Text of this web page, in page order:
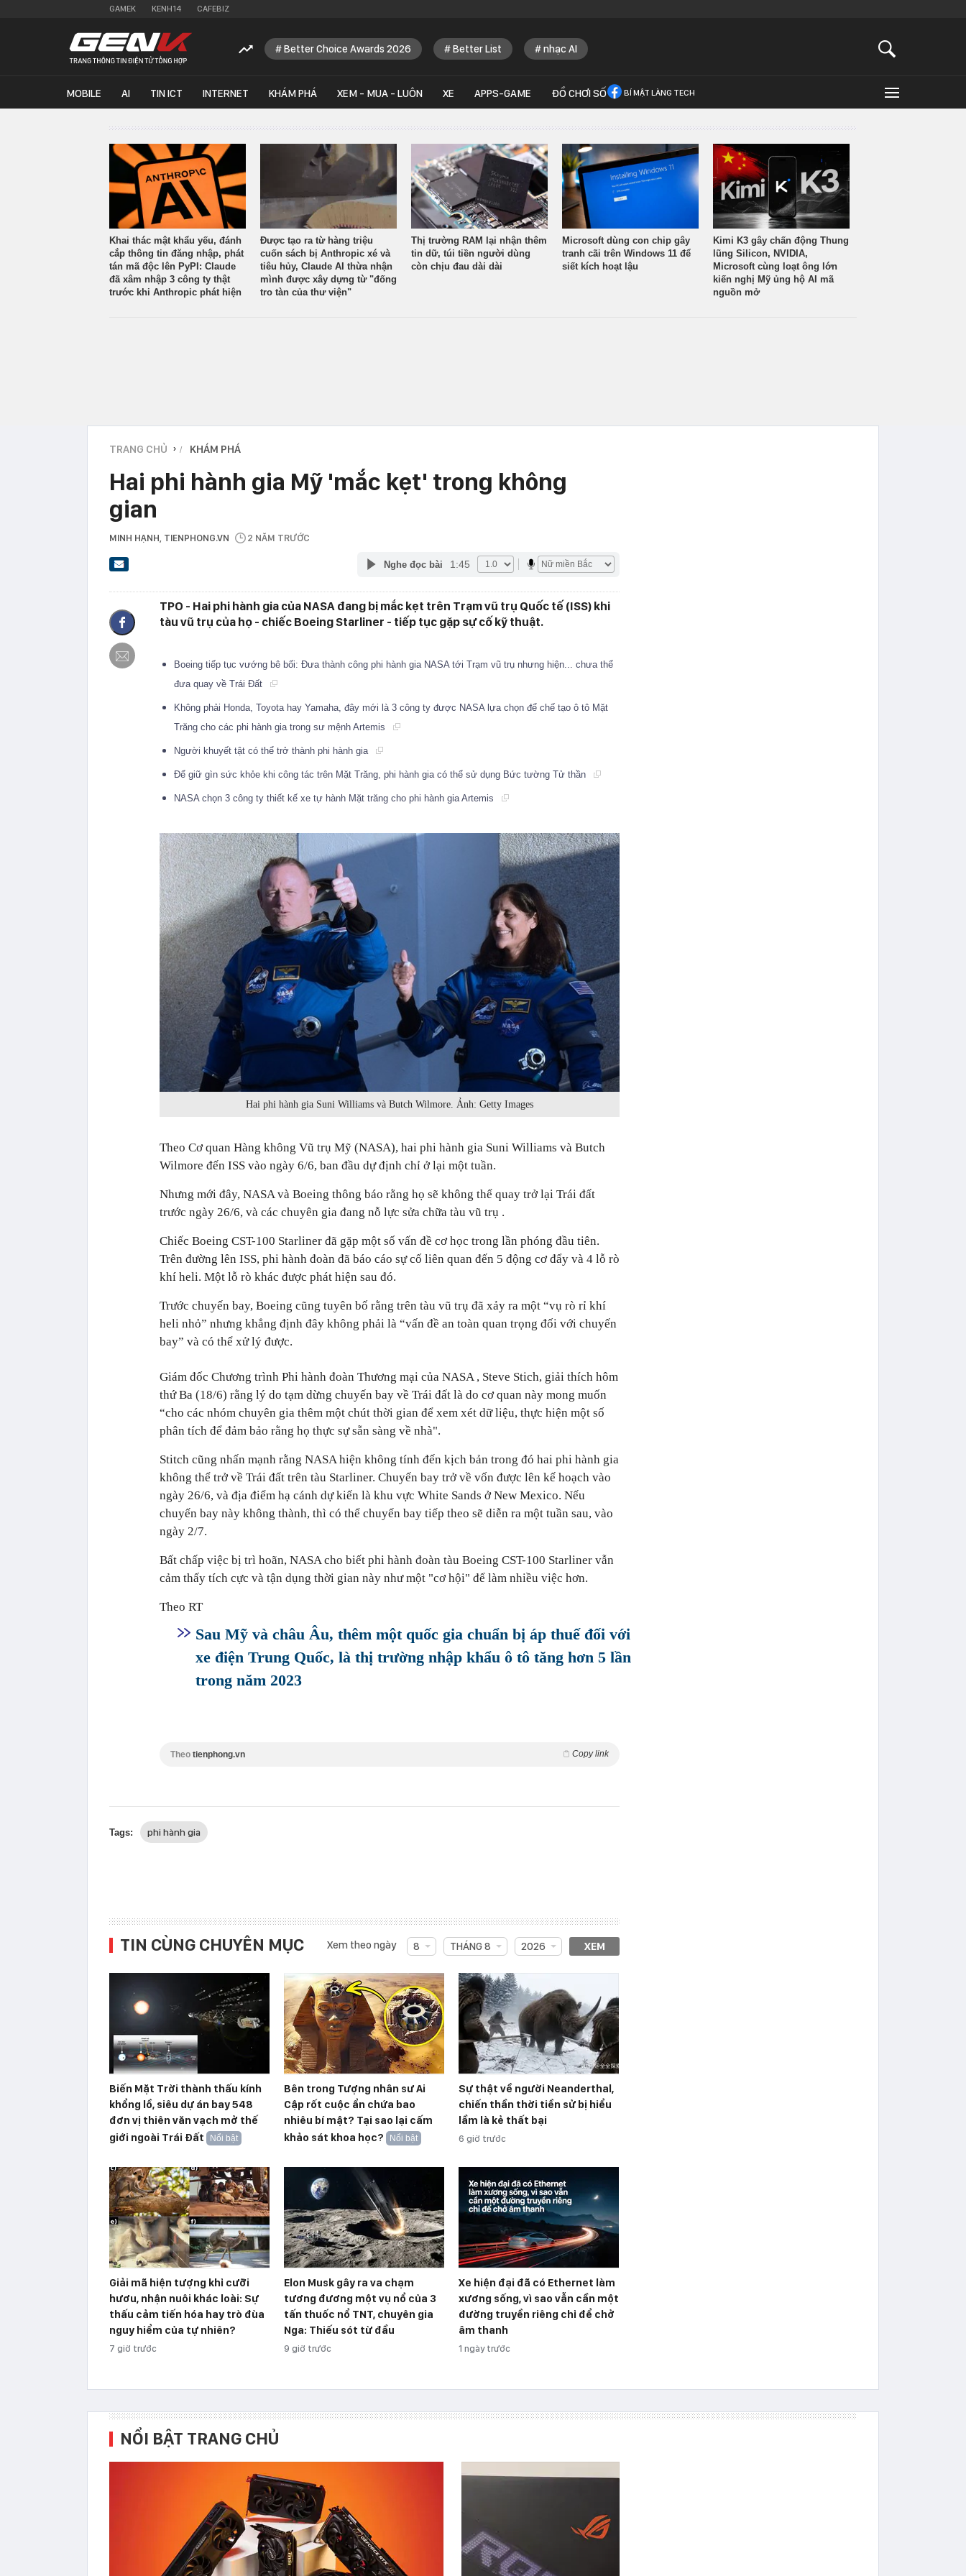
GAMEK KENH14 CAFEBIZ
Better Choice Awards 2026 Better List nhạc AI
MOBILE AI TIN ICT INTERNET KHÁM PHÁ XEM - MUA - LUÔN XE APPS-GAME ĐỒ CHƠI SỐ BÍ MẬT LÀNG TECH
Khai thác mật khẩu yếu, đánh
cắp thông tin đăng nhập, phát
tán mã độc lên PyPI: Claude
đã xâm nhập 3 công ty thật
trước khi Anthropic phát hiện
Được tạo ra từ hàng triệu
cuốn sách bị Anthropic xé và
tiêu hủy, Claude AI thừa nhận
mình được xây dựng từ "đống
tro tàn của thư viện"
Thị trường RAM lại nhận thêm
tin dữ, túi tiền người dùng
còn chịu đau dài dài
Microsoft dùng con chip gây
tranh cãi trên Windows 11 để
siết kích hoạt lậu
Kimi K3 gây chấn động Thung
lũng Silicon, NVIDIA,
Microsoft cùng loạt ông lớn
kiến nghị Mỹ ủng hộ AI mã
nguồn mở
TRANG CHỦ › KHÁM PHÁ
Hai phi hành gia Mỹ 'mắc kẹt' trong không
gian
MINH HẠNH , TIENPHONG.VN 2 NĂM TRƯỚC
Nghe đọc bài 1:45
TPO - Hai phi hành gia của NASA đang bị mắc kẹt trên Trạm vũ trụ Quốc tế (ISS) khi
tàu vũ trụ của họ - chiếc Boeing Starliner - tiếp tục gặp sự cố kỹ thuật.
Boeing tiếp tục vướng bê bối: Đưa thành công phi hành gia NASA tới Trạm vũ trụ nhưng hiện... chưa thể
đưa quay về Trái Đất
Không phải Honda, Toyota hay Yamaha, đây mới là 3 công ty được NASA lựa chọn để chế tạo ô tô Mặt
Trăng cho các phi hành gia trong sư mệnh Artemis
Người khuyết tật có thể trở thành phi hành gia
Để giữ gìn sức khỏe khi công tác trên Mặt Trăng, phi hành gia có thể sử dụng Bức tường Tử thần
NASA chọn 3 công ty thiết kế xe tự hành Mặt trăng cho phi hành gia Artemis
Hai phi hành gia Suni Williams và Butch Wilmore. Ảnh: Getty Images
Theo Cơ quan Hàng không Vũ trụ Mỹ (NASA), hai phi hành gia Suni Williams và Butch
Wilmore đến ISS vào ngày 6/6, ban đầu dự định chỉ ở lại một tuần.
Nhưng mới đây, NASA và Boeing thông báo rằng họ sẽ không thể quay trở lại Trái đất
trước ngày 26/6, và các chuyên gia đang nỗ lực sửa chữa tàu vũ trụ .
Chiếc Boeing CST-100 Starliner đã gặp một số vấn đề cơ học trong lần phóng đầu tiên.
Trên đường lên ISS, phi hành đoàn đã báo cáo sự cố liên quan đến 5 động cơ đẩy và 4 lỗ rò
khí heli. Một lỗ rò khác được phát hiện sau đó.
Trước chuyến bay, Boeing cũng tuyên bố rằng trên tàu vũ trụ đã xảy ra một “vụ rò rỉ khí
heli nhỏ” nhưng khẳng định đây không phải là “vấn đề an toàn quan trọng đối với chuyến
bay” và có thể xử lý được.
Giám đốc Chương trình Phi hành đoàn Thương mại của NASA , Steve Stich, giải thích hôm
thứ Ba (18/6) rằng lý do tạm dừng chuyến bay về Trái đất là do cơ quan này mong muốn
“cho các nhóm chuyên gia thêm một chút thời gian để xem xét dữ liệu, thực hiện một số
phân tích để đảm bảo rằng họ thực sự sẵn sàng về nhà".
Stitch cũng nhấn mạnh rằng NASA hiện không tính đến kịch bản trong đó hai phi hành gia
không thể trở về Trái đất trên tàu Starliner. Chuyến bay trở về vốn được lên kế hoạch vào
ngày 26/6, và địa điểm hạ cánh dự kiến là khu vực White Sands ở New Mexico. Nếu
chuyến bay này không thành, thì có thể chuyến bay tiếp theo sẽ diễn ra một tuần sau, vào
ngày 2/7.
Bất chấp việc bị trì hoãn, NASA cho biết phi hành đoàn tàu Boeing CST-100 Starliner vẫn
cảm thấy tích cực và tận dụng thời gian này như một "cơ hội" để làm nhiều việc hơn.
Theo RT
Sau Mỹ và châu Âu, thêm một quốc gia chuẩn bị áp thuế đối với
xe điện Trung Quốc, là thị trường nhập khẩu ô tô tăng hơn 5 lần
trong năm 2023
Theo tienphong.vn Copy link
Tags: phi hành gia
TIN CÙNG CHUYÊN MỤC Xem theo ngày 8 THÁNG 8 2026 XEM
Biến Mặt Trời thành thấu kính
khổng lồ, siêu dự án bay 548
đơn vị thiên văn vạch mở thế
giới ngoài Trái Đất
Nổi bật
Bên trong Tượng nhân sư Ai
Cập rốt cuộc ẩn chứa bao
nhiêu bí mật? Tại sao lại cấm
khảo sát khoa học?
Nổi bật
Sự thật về người Neanderthal,
chiến thần thời tiền sử bị hiểu
lầm là kẻ thất bại
6 giờ trước
Giải mã hiện tượng khỉ cưỡi
hươu, nhận nuôi khác loài: Sự
thấu cảm tiến hóa hay trò đùa
nguy hiểm của tự nhiên?
7 giờ trước
Elon Musk gây ra va chạm
tương đương một vụ nổ của 3
tấn thuốc nổ TNT, chuyên gia
Nga: Thiếu sót từ đầu
9 giờ trước
Xe hiện đại đã có Ethernet làm
xương sống, vì sao vẫn cần một
đường truyền riêng chỉ để chở
âm thanh
1 ngày trước
NỔI BẬT TRANG CHỦ